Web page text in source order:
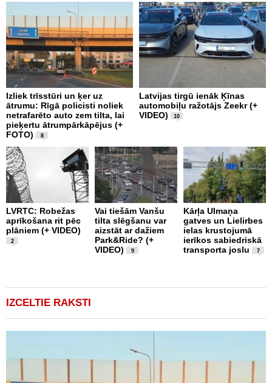
Izliek trīsstūri un ķer uz
ātrumu: Rīgā policisti noliek
netrafarēto auto zem tilta, lai
pieķertu ātrumpārkāpējus (+
FOTO)
8
Latvijas tirgū ienāk Ķīnas
automobiļu ražotājs Zeekr (+
VIDEO)
10
LVRTC: Robežas
aprīkošana rit pēc
plāniem (+ VIDEO)
2
Vai tiešām Vanšu
tilta slēgšanu var
aizstāt ar dažiem
Park&Ride? (+
VIDEO)
9
Kārļa Ulmaņa
gatves un Lielirbes
ielas krustojumā
ierīkos sabiedriskā
transporta joslu
7
IZCELTIE RAKSTI